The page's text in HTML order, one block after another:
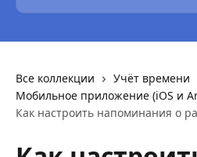
Все коллекции
Учёт времени
Мобильное приложение (iOS и
Как настроить напоминания о